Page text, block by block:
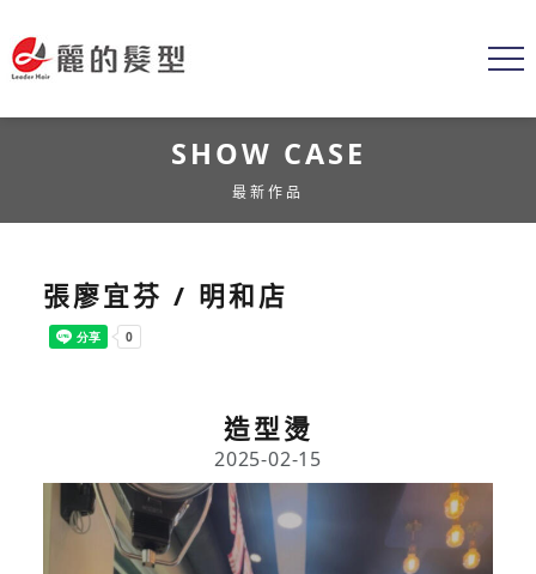
SHOW CASE
最新作品
張廖宜芬 / 明和店
造型燙
2025-02-15